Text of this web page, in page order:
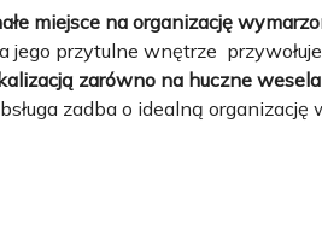
miejsce na organizację
a jego przytulne wnętrze
zarówno na huczne
zadba o idealną organizację